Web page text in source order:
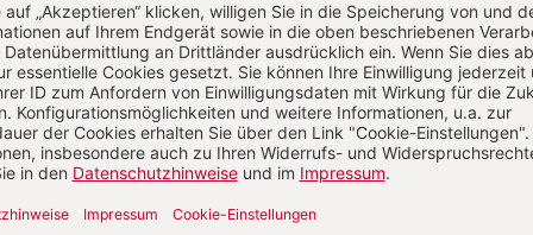
Im Abo Im Digital-Abo
Abo testen